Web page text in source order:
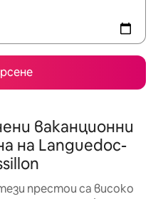
ваканционни
на Languedoc-
престои са високо